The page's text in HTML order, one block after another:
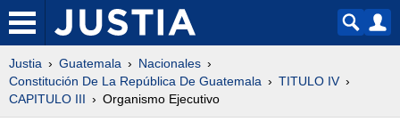
Justia Guatemala
Nacionales
Constitución De La República De Guatemala
TITULO IV
CAPITULO III
Organismo Ejecutivo